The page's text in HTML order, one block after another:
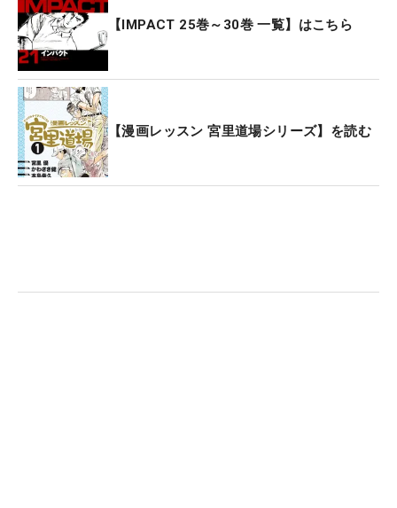
【IMPACT 25巻～30巻 一覧】はこちら
【漫画レッスン 宮里道場シリーズ】を読む